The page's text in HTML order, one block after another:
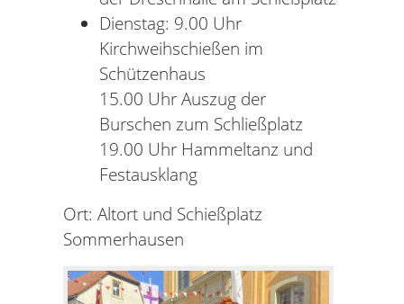
Dienstag: 9.00 Uhr
Kirchweihschießen im
Schützenhaus
15.00 Uhr Auszug der
Burschen zum Schließplatz
19.00 Uhr Hammeltanz und
Festausklang
Ort: Altort und Schießplatz
Sommerhausen